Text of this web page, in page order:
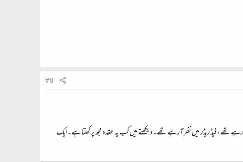
#8
تھے، فیڈ ریڈر میں نظر آرہے تھے۔ دیکھتے ہیں کب یہ عقدہ مجھ پر کھلتا ہے۔ ایک